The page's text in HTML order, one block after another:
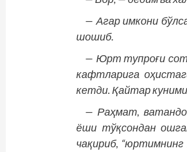
— Агар имкони
шошиб.
— Юрт тупроғи
кафтларига
кетди. Қайтар
— Раҳмат,
ёши тўқсондан
чақириб,